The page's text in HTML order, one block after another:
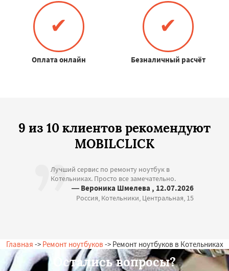
✔
Оплата онлайн
✔
Безналичный расчёт
9 из 10 клиентов рекомендуют
MOBILCLICK
Лучший сервис по ремонту ноутбук в
Котельниках. Просто все замечательно.
— Вероника Шмелева , 12.07.2026
Россия, Котельники, Центральная, 15
Главная -> Ремонт ноутбуков -> Ремонт ноутбуков в Котельниках
Остались вопросы?